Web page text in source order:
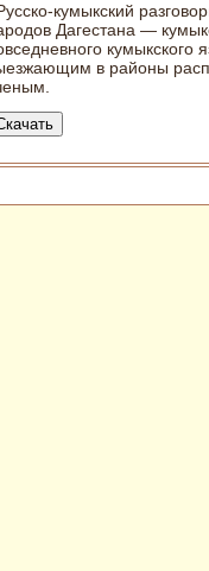
кумыкский
Дагестана —
кумыкского
в районы